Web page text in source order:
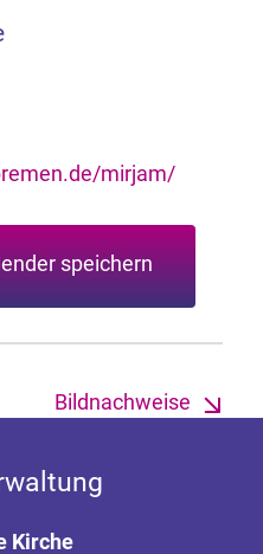
mirjam/
speichern
Bildnachweise
Kirche